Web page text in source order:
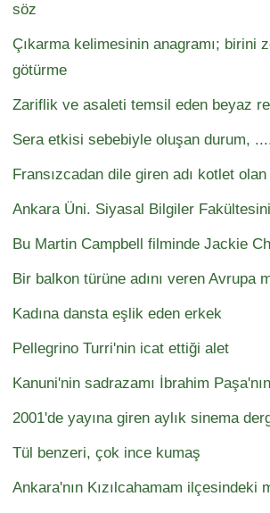
söz
Çıkarma kelimesinin anagramı; birini
götürme
Zariflik ve asaleti temsil eden beyaz
Sera etkisi sebebiyle oluşan durum,
Fransızcadan dile giren adı kotlet olan
Ankara Üni. Siyasal Bilgiler
Bu Martin Campbell filminde Jackie
Bir balkon türüne adını veren Avrupa
Kadına dansta eşlik eden erkek
Pellegrino Turri'nin icat ettiği alet
Kanuni'nin sadrazamı İbrahim
2001'de yayına giren aylık sinema
Tül benzeri, çok ince kumaş
Ankara'nın Kızılcahamam ilçesindeki